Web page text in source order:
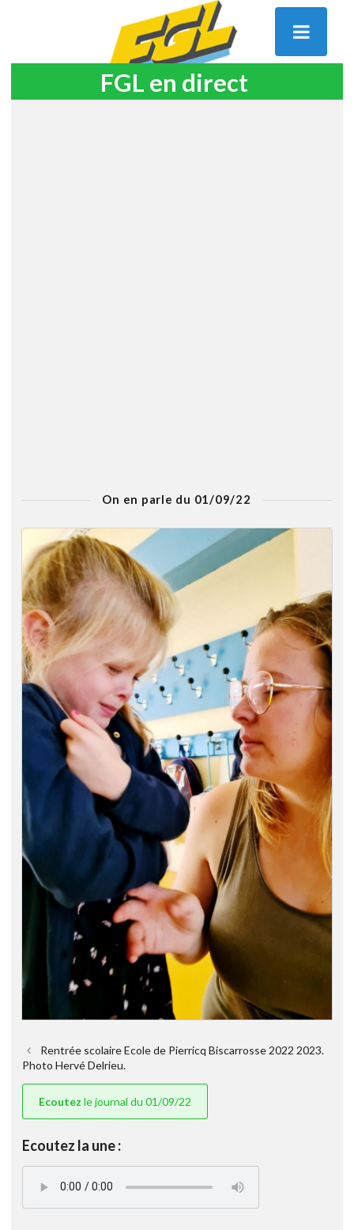
FGL en direct
On en parle du 01/09/22
Rentrée scolaire Ecole de Pierricq Biscarrosse 2022 2023.
Photo Hervé Delrieu.
Ecoutez le journal du 01/09/22
Ecoutez la une :